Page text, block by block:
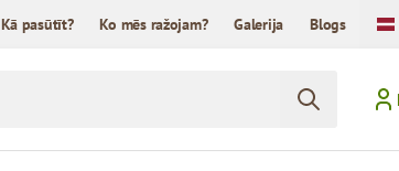
Kā pasūtīt? Ko mēs ražojam? Galerija Blogs